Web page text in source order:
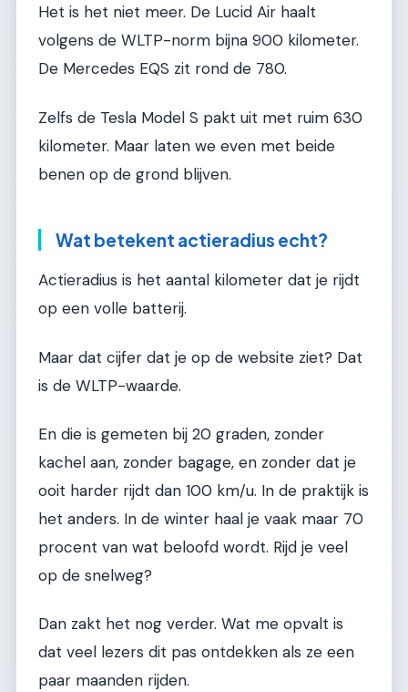
Het is het niet meer. De Lucid Air haalt
volgens de WLTP-norm bijna 900 kilometer.
De Mercedes EQS zit rond de 780.
Zelfs de Tesla Model S pakt uit met ruim 630
kilometer. Maar laten we even met beide
benen op de grond blijven.
Wat betekent actieradius echt?
Actieradius is het aantal kilometer dat je rijdt
op een volle batterij.
Maar dat cijfer dat je op de website ziet? Dat
is de WLTP-waarde.
En die is gemeten bij 20 graden, zonder
kachel aan, zonder bagage, en zonder dat je
ooit harder rijdt dan 100 km/u. In de praktijk is
het anders. In de winter haal je vaak maar 70
procent van wat beloofd wordt. Rijd je veel
op de snelweg?
Dan zakt het nog verder. Wat me opvalt is
dat veel lezers dit pas ontdekken als ze een
paar maanden rijden.